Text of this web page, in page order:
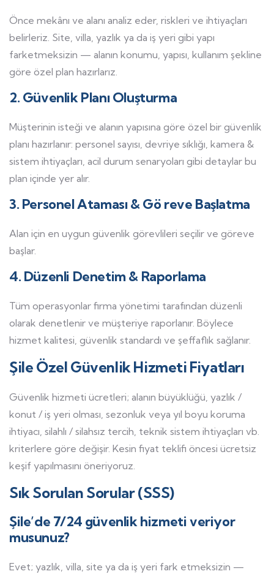
Önce mekânı ve alanı analiz eder, riskleri ve ihtiyaçları
belirleriz. Site, villa, yazlık ya da iş yeri gibi yapı
farketmeksizin — alanın konumu, yapısı, kullanım şekline
göre özel plan hazırlarız.
2. Güvenlik Planı Oluşturma
Müşterinin isteği ve alanın yapısına göre özel bir güvenlik
planı hazırlanır: personel sayısı, devriye sıklığı, kamera &
sistem ihtiyaçları, acil durum senaryoları gibi detaylar bu
plan içinde yer alır.
3. Personel Ataması & Gö reve Başlatma
Alan için en uygun güvenlik görevlileri seçilir ve göreve
başlar.
4. Düzenli Denetim & Raporlama
Tüm operasyonlar firma yönetimi tarafından düzenli
olarak denetlenir ve müşteriye raporlanır. Böylece
hizmet kalitesi, güvenlik standardı ve şeffaflık sağlanır.
Şile Özel Güvenlik Hizmeti Fiyatları
Güvenlik hizmeti ücretleri; alanın büyüklüğü, yazlık /
konut / iş yeri olması, sezonluk veya yıl boyu koruma
ihtiyacı, silahlı / silahsız tercih, teknik sistem ihtiyaçları vb.
kriterlere göre değişir. Kesin fiyat teklifi öncesi ücretsiz
keşif yapılmasını öneriyoruz.
Sık Sorulan Sorular (SSS)
Şile’de 7/24 güvenlik hizmeti veriyor
musunuz?
Evet; yazlık, villa, site ya da iş yeri fark etmeksizin —